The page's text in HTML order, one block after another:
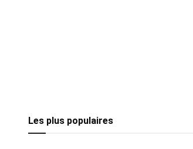
Les plus populaires